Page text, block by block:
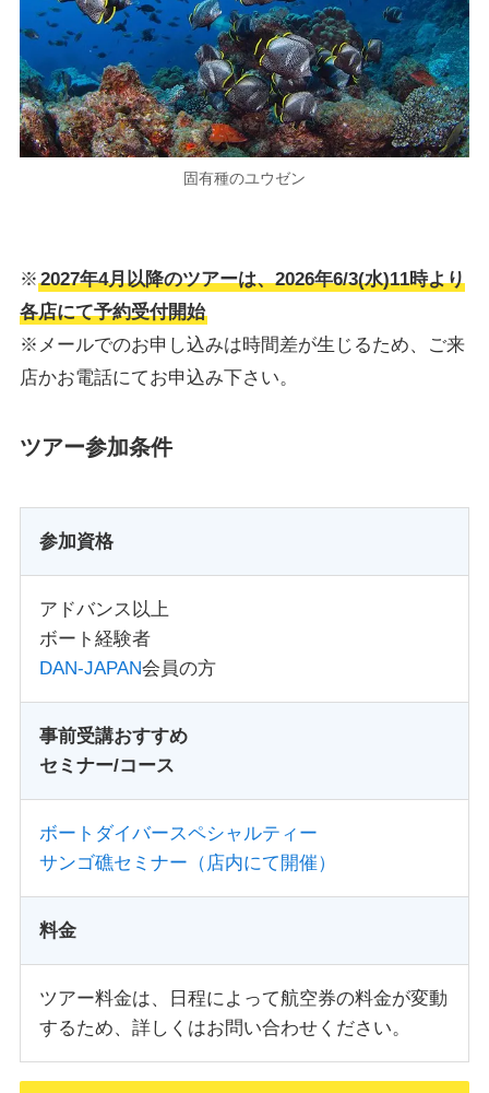
固有種のユウゼン
※ 2027年4月以降のツアーは、2026年6/3(水)11時より
各店にて予約受付開始
※メールでのお申し込みは時間差が生じるため、ご来
店かお電話にてお申込み下さい。
ツアー参加条件
参加資格
アドバンス以上
ボート経験者
DAN-JAPAN会員の方
事前受講おすすめ
セミナー/コース
ボートダイバースペシャルティー
サンゴ礁セミナー（店内にて開催）
料金
ツアー料金は、日程によって航空券の料金が変動
するため、詳しくはお問い合わせください。